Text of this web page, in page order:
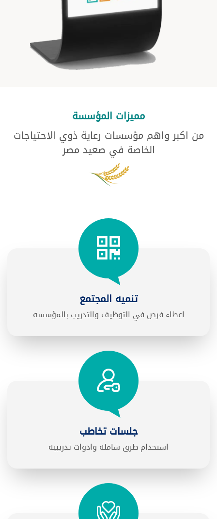
مميزات المؤسسة
من اكبر واهم مؤسسات رعاية ذوي الاحتياجات
الخاصة في صعيد مصر
تنميه المجتمع
اعطاء فرص في التوظيف والتدريب بالمؤسسه
جلسات تخاطب
استخدام طرق شامله وادوات تدريبيه